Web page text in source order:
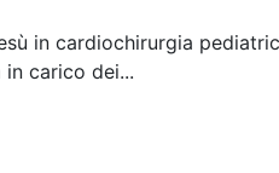
in cardiochirurgia
carico dei...